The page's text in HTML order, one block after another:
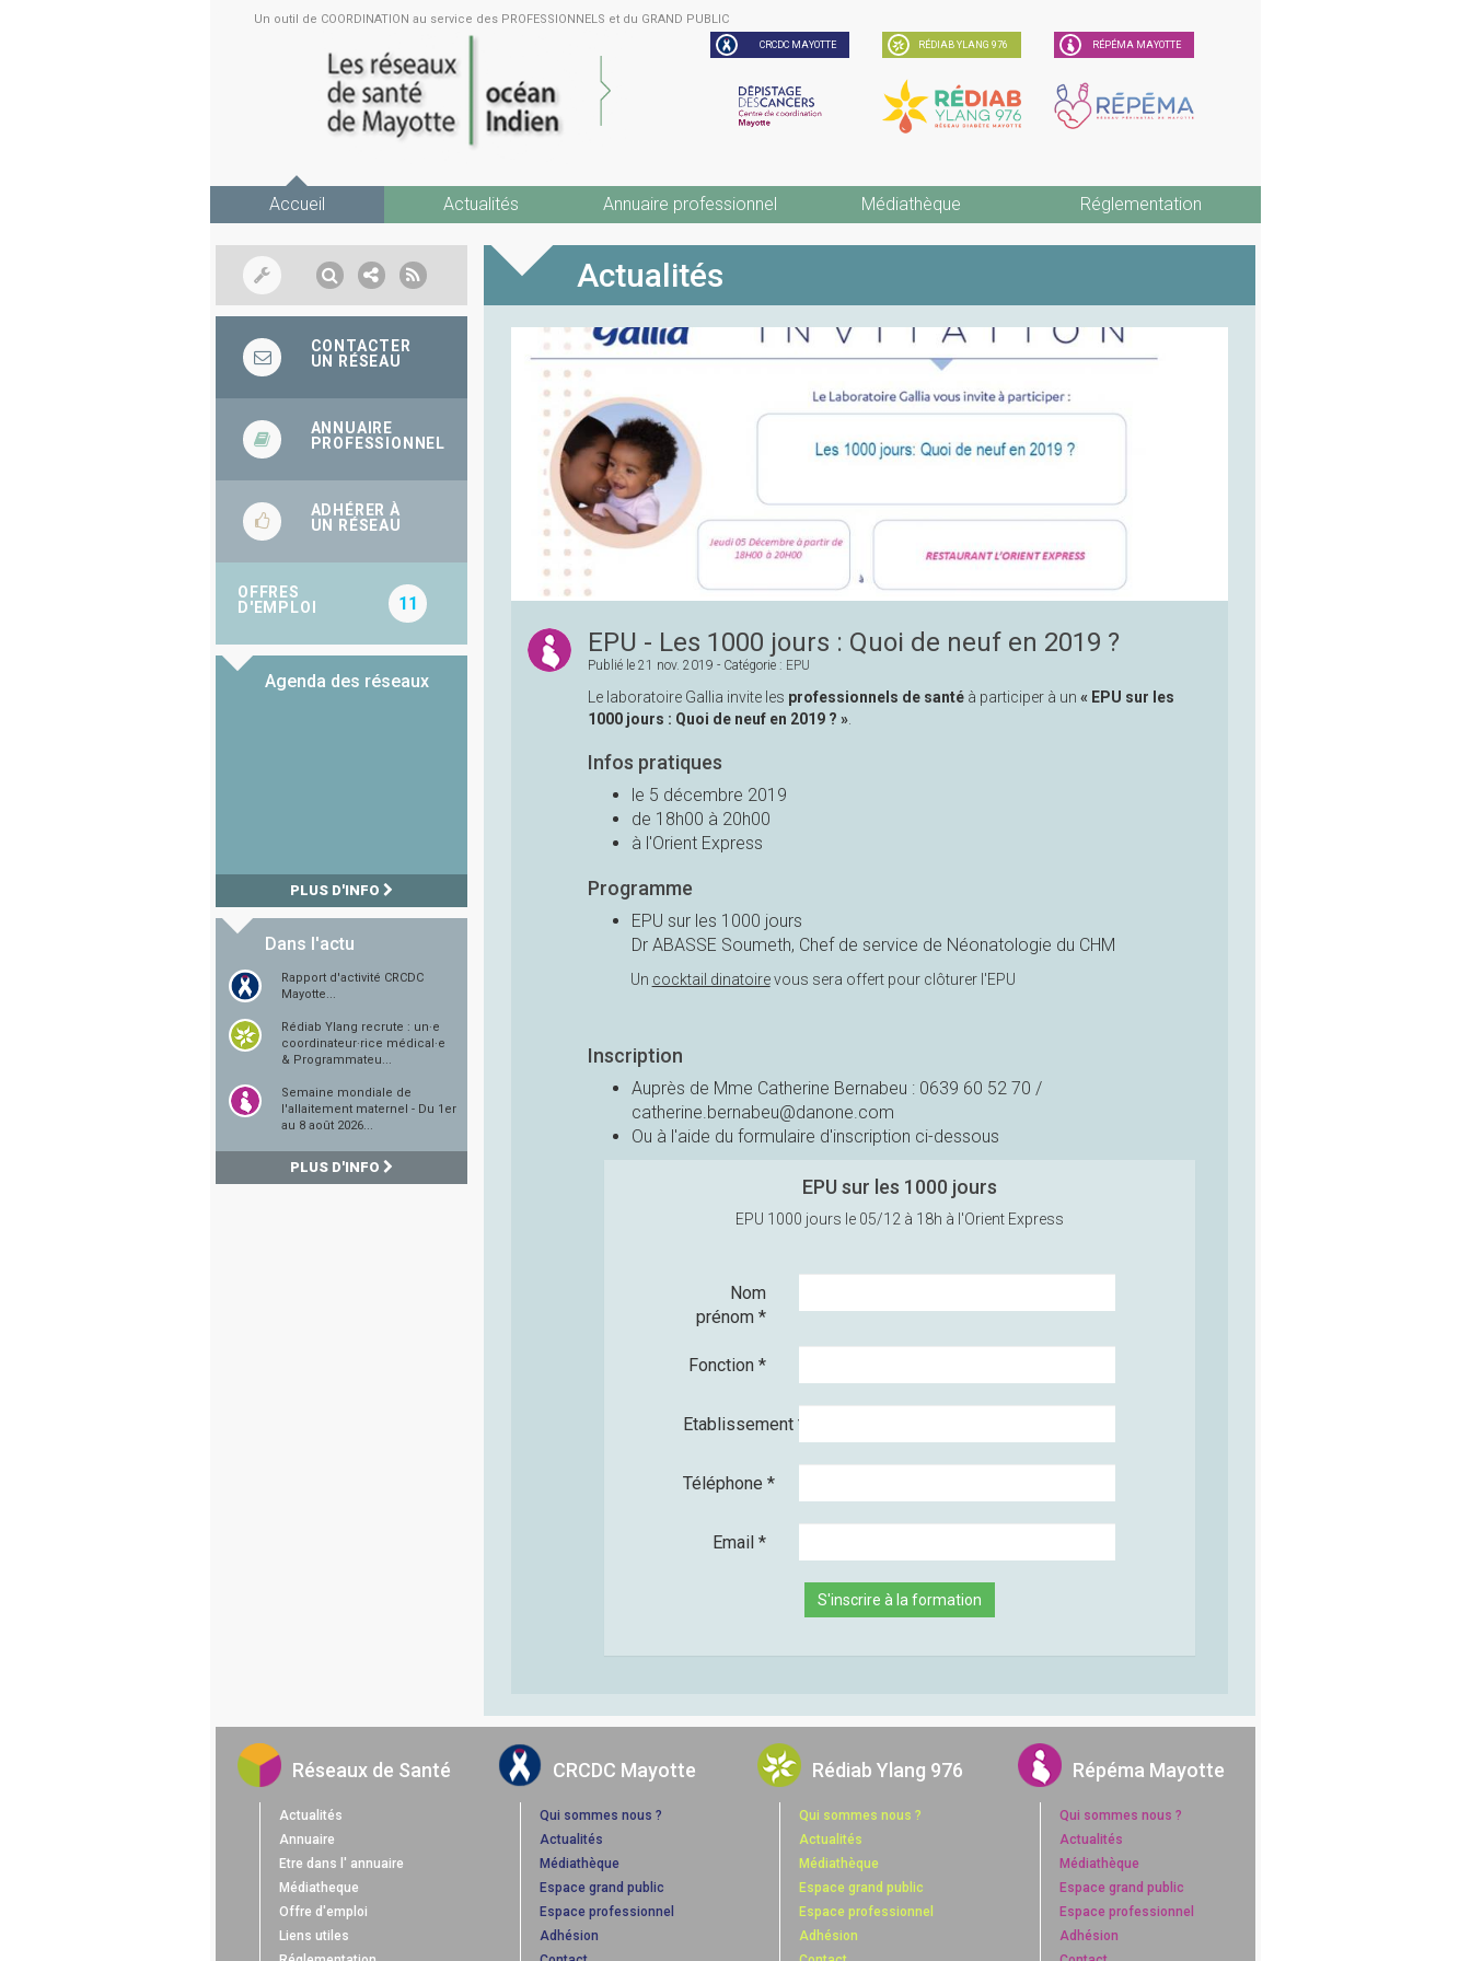
Un outil de COORDINATION au service des PROFESSIONNELS et du GRAND PUBLIC
CRCDC MAYOTTE RÉDIAB YLANG 976 RÉPÉMA MAYOTTE
Accueil Actualités Annuaire professionnel Médiathèque Réglementation
Actualités
EPU - Les 1000 jours : Quoi de neuf en 2019 ?
Publié le 21 nov. 2019 - Catégorie : EPU
Le laboratoire Gallia invite les professionnels de santéà participer à un « EPU sur les
1000 jours : Quoi de neuf en 2019 ? ».
Infos pratiques
le 5 décembre 2019
de 18h00 à 20h00
à l'Orient Express
Programme
EPU sur les 1000 jours
Dr ABASSE Soumeth, Chef de service de Néonatologie du CHM
Un cocktail dinatoirevous sera offert pour clôturer l'EPU
Inscription
Auprès de Mme Catherine Bernabeu : 0639 60 52 70 /
catherine.bernabeu@danone.com
Ou à l'aide du formulaire d'inscription ci-dessous
EPU sur les 1000 jours
EPU 1000 jours le 05/12 à 18h à l'Orient Express
Nom
prénom*
Fonction*
Etablissement*
Téléphone*
Email*
S'inscrire à la formation
CONTACTER
UN RÉSEAU
ANNUAIRE
PROFESSIONNEL
ADHÉRER À
UN RÉSEAU
OFFRES
D'EMPLOI
11
Agenda des réseaux
PLUS D'INFO
Dans l'actu
Rapport d'activité CRCDC
Mayotte...
Rédiab Ylang recrute : un·e
coordinateur·rice médical·e
& Programmateu...
Semaine mondiale de
l'allaitement maternel - Du 1er
au 8 août 2026...
PLUS D'INFO
Réseaux de Santé
Actualités
Annuaire
Etre dans l' annuaire
Médiatheque
Offre d'emploi
Liens utiles
CRCDC Mayotte
Qui sommes nous ?
Actualités
Médiathèque
Espace grand public
Espace professionnel
Adhésion
Rédiab Ylang 976
Qui sommes nous ?
Actualités
Médiathèque
Espace grand public
Espace professionnel
Adhésion
Répéma Mayotte
Qui sommes nous ?
Actualités
Médiathèque
Espace grand public
Espace professionnel
Adhésion